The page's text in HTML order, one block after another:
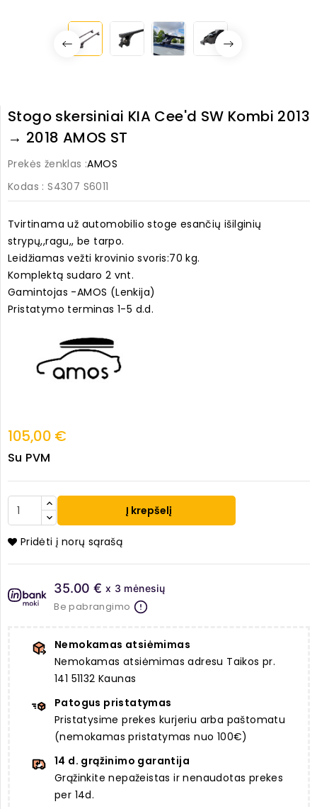
Stogo skersiniai KIA Cee'd SW Kombi 2013
→ 2018 AMOS ST
Prekės ženklas :AMOS
Kodas : S4307 S6011
Tvirtinama už automobilio stoge esančių išilginių
strypų,,ragu,, be tarpo.
Leidžiamas vežti krovinio svoris:70 kg.
Komplektą sudaro 2 vnt.
Gamintojas -AMOS (Lenkija)
Pristatymo terminas 1-5 d.d.
105,00 €
Su PVM
Į krepšelį
Pridėti į norų sąrašą
35.00 € x 3 mėnesių
Be pabrangimo
Nemokamas atsiėmimas
Nemokamas atsiėmimas adresu Taikos pr.
141 51132 Kaunas
Patogus pristatymas
Pristatysime prekes kurjeriu arba paštomatu
(nemokamas pristatymas nuo 100€)
14 d. grąžinimo garantija
Grąžinkite nepažeistas ir nenaudotas prekes
per 14d.